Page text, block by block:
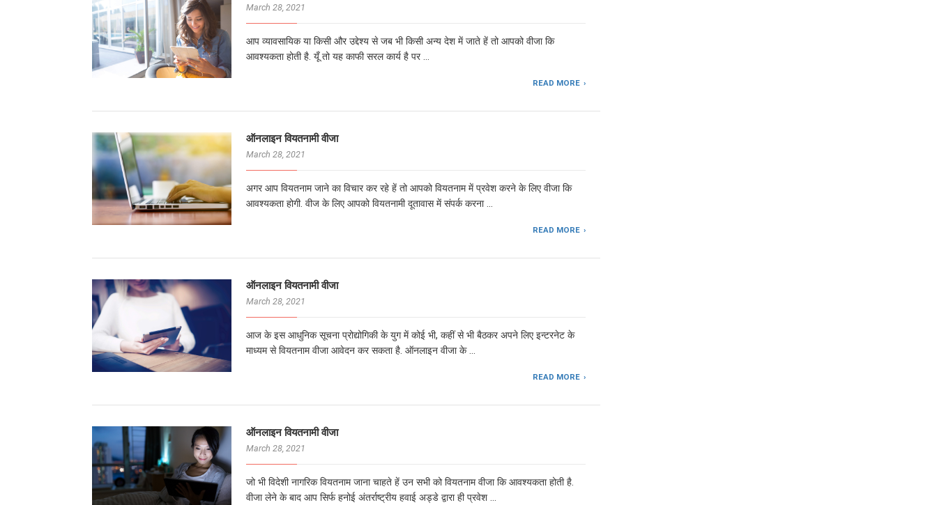
March 28, 2021
आप व्यावसायिक या किसी और उद्देश्य से जब भी किसी अन्य देश में जाते हें तो आपको वीजा कि
आवश्यकता होती है. यूँ तो यह काफी सरल कार्य है पर …
READ MORE
ऑनलाइन वियतनामी वीजा
March 28, 2021
अगर आप वियतनाम जाने का विचार कर रहे हें तो आपको वियतनाम में प्रवेश करने के लिए वीजा कि
आवश्यकता होगी. वीज के लिए आपको वियतनामी दूतावास में संपर्क करना …
READ MORE
ऑनलाइन वियतनामी वीजा
March 28, 2021
आज के इस आधुनिक सूचना प्रोद्योगिकी के युग में कोई भी, कहीं से भी बैठकर अपने लिए इन्टरनेट के
माध्यम से वियतनाम वीजा आवेदन कर सकता है. ऑनलाइन वीजा के …
READ MORE
ऑनलाइन वियतनामी वीजा
March 28, 2021
जो भी विदेशी नागरिक वियतनाम जाना चाहते हें उन सभी को वियतनाम वीजा कि आवश्यकता होती है.
वीजा लेने के बाद आप सिर्फ हनोई अंतर्राष्ट्रीय हवाई अड्डे द्वारा ही प्रवेश …